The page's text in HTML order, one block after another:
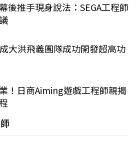
後推手現身說法：SEGA工程師
大洪飛義團隊成功開發超高功
！日商Aiming遊戲工程師親揭